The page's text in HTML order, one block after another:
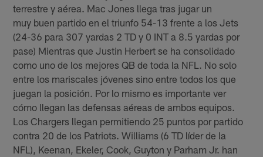
terrestre y aérea. Mac Jones llega tras jugar un
muy buen partido en el triunfo 54-13 frente a los Jets
(24-36 para 307 yardas 2 TD y 0 INT a 8.5 yardas por
pase) Mientras que Justin Herbert se ha consolidado
como uno de los mejores QB de toda la NFL. No solo
entre los mariscales jóvenes sino entre todos los que
juegan la posición. Por lo mismo es importante ver
cómo llegan las defensas aéreas de ambos equipos.
Los Chargers llegan permitiendo 25 puntos por partido
contra 20 de los Patriots. Williams (6 TD líder de la
NFL), Keenan, Ekeler, Cook, Guyton y Parham Jr. han